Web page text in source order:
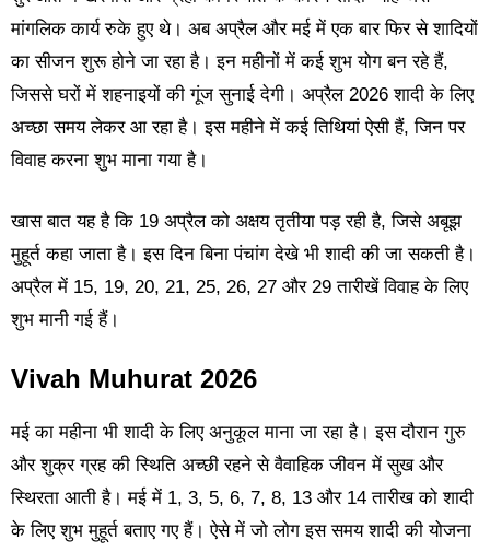
मांगलिक कार्य रुके हुए थे। अब अप्रैल और मई में एक बार फिर से शादियों
का सीजन शुरू होने जा रहा है। इन महीनों में कई शुभ योग बन रहे हैं,
जिससे घरों में शहनाइयों की गूंज सुनाई देगी। अप्रैल 2026 शादी के लिए
अच्छा समय लेकर आ रहा है। इस महीने में कई तिथियां ऐसी हैं, जिन पर
विवाह करना शुभ माना गया है।
खास बात यह है कि 19 अप्रैल को अक्षय तृतीया पड़ रही है, जिसे अबूझ
मुहूर्त कहा जाता है। इस दिन बिना पंचांग देखे भी शादी की जा सकती है।
अप्रैल में 15, 19, 20, 21, 25, 26, 27 और 29 तारीखें विवाह के लिए
शुभ मानी गई हैं।
Vivah Muhurat 2026
मई का महीना भी शादी के लिए अनुकूल माना जा रहा है। इस दौरान गुरु
और शुक्र ग्रह की स्थिति अच्छी रहने से वैवाहिक जीवन में सुख और
स्थिरता आती है। मई में 1, 3, 5, 6, 7, 8, 13 और 14 तारीख को शादी
के लिए शुभ मुहूर्त बताए गए हैं। ऐसे में जो लोग इस समय शादी की योजना